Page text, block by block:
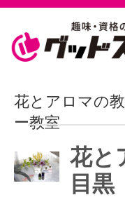
花とアロマの
ー教室
花と
目黒